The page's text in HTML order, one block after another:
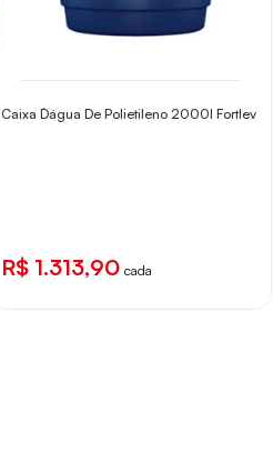
Caixa D`água De Polietileno 2000l Fortlev
R$ 1.313,90 cada